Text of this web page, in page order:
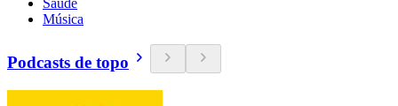
Saúde
Música
Podcasts de topo